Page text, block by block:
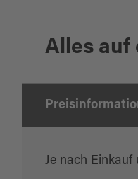
Alles auf
Je nach Einkauf